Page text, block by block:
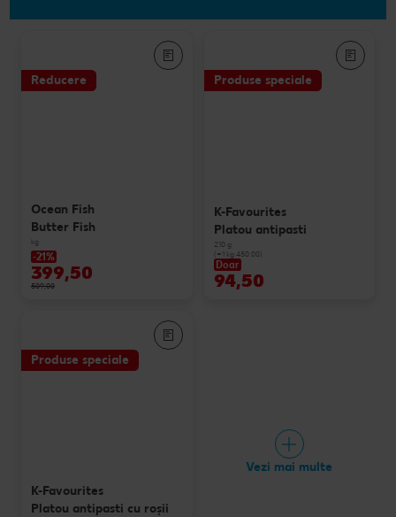
Reducere
Ocean Fish
Butter Fish
kg
-21%
399,50
509,00
Produse speciale
K-Favourites
Platou antipasti
210 g
(=1 kg 450.00)
Doar
94,50
Produse speciale
K-Favourites
Platou antipasti cu roșii
Vezi mai multe